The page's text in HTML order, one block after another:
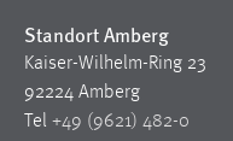
Standort Amberg
Kaiser-Wilhelm-Ring 23
92224 Amberg
Tel +49 (9621) 482-0